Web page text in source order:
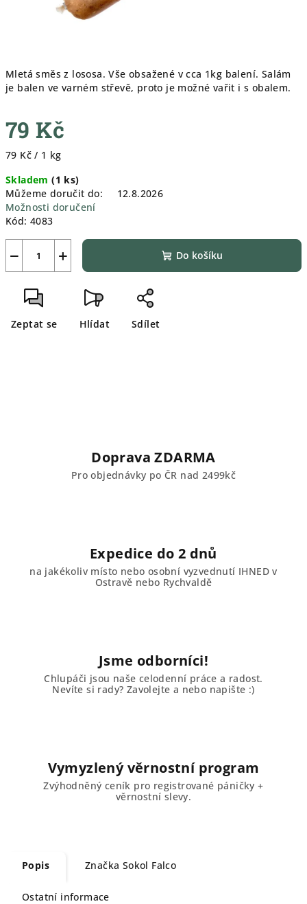
Mletá směs z lososa. Vše obsažené v cca 1kg balení. Salám
je balen ve varném střevě, proto je možné vařit i s obalem.
79 Kč
Měrná
79 Kč / 1 kg
Skladem(1 ks)
Můžeme doručit do:
12.8.2026
Možnosti doručení
Kód: 4083
+
− Do košíku
Zeptat se Hlídat Sdílet
Doprava ZDARMA
Pro objednávky po ČR nad 2499kč
Expedice do 2 dnů
na jakékoliv místo nebo osobní vyzvednutí IHNED v
Ostravě nebo Rychvaldě
Jsme odborníci!
Chlupáči jsou naše celodenní práce a radost.
Nevíte si rady? Zavolejte a nebo napište :)
Vymyzlený věrnostní program
Zvýhodněný ceník pro registrované páničky +
věrnostní slevy.
Popis Značka Sokol Falco
Ostatní informace